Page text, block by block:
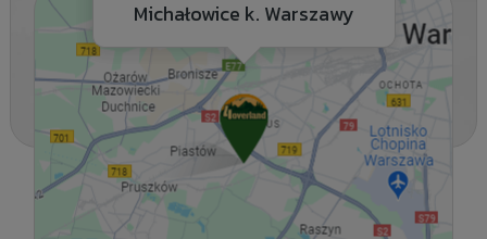
Michałowice k. Warszawy